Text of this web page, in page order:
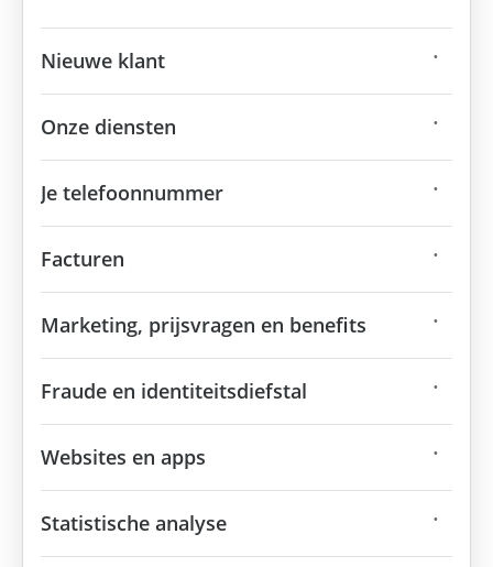
Nieuwe klant
Onze diensten
Je telefoonnummer
Facturen
Marketing, prijsvragen en benefits
Fraude en identiteitsdiefstal
Websites en apps
Statistische analyse